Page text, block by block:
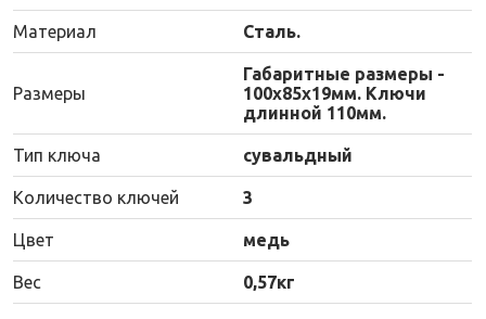
Материал Сталь.
Размеры
Габаритные размеры -
100х85х19мм. Ключи
длинной 110мм.
Тип ключа сувальдный
Количество ключей 3
Цвет медь
Вес 0,57кг